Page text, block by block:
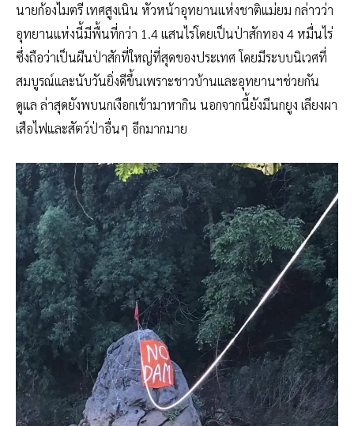
นายก้องไมตรี เทศสูงเนิน หัวหน้าอุทยานแห่งชาติแม่ยม กล่าวว่า
อุทยานแห่งนี้มีพื้นที่กว่า 1.4 แสนไร่โดยเป็นป่าสักทอง 4 หมื่นไร่
ซึ่งถือว่าเป็นผืนป่าสักที่ใหญ่ที่สุดของประเทศ โดยมีระบบนิเวศที่
สมบูรณ์และนับวันยิ่งดีขึ้นเพราะชาวบ้านและอุทยานฯช่วยกัน
ดูแล ล่าสุดยังพบนกเงือกเข้ามาหากิน นอกจากนี้ยังมีนกยูง เลียงผา
เสือไฟและสัตว์ป่าอื่นๆ อีกมากมาย